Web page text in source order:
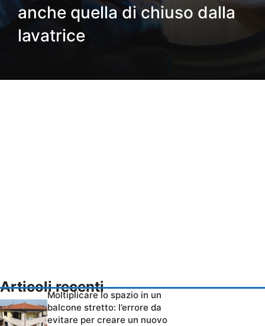
anche quella di chiuso dalla
lavatrice
Articoli recenti
Moltiplicare lo spazio in un
balcone stretto: l’errore da
evitare per creare un nuovo